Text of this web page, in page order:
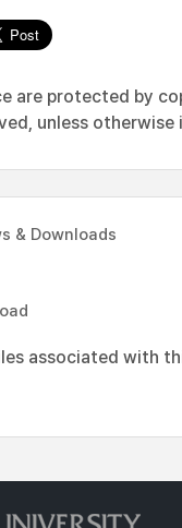
are protected by
unless otherwise
& Downloads
associated with